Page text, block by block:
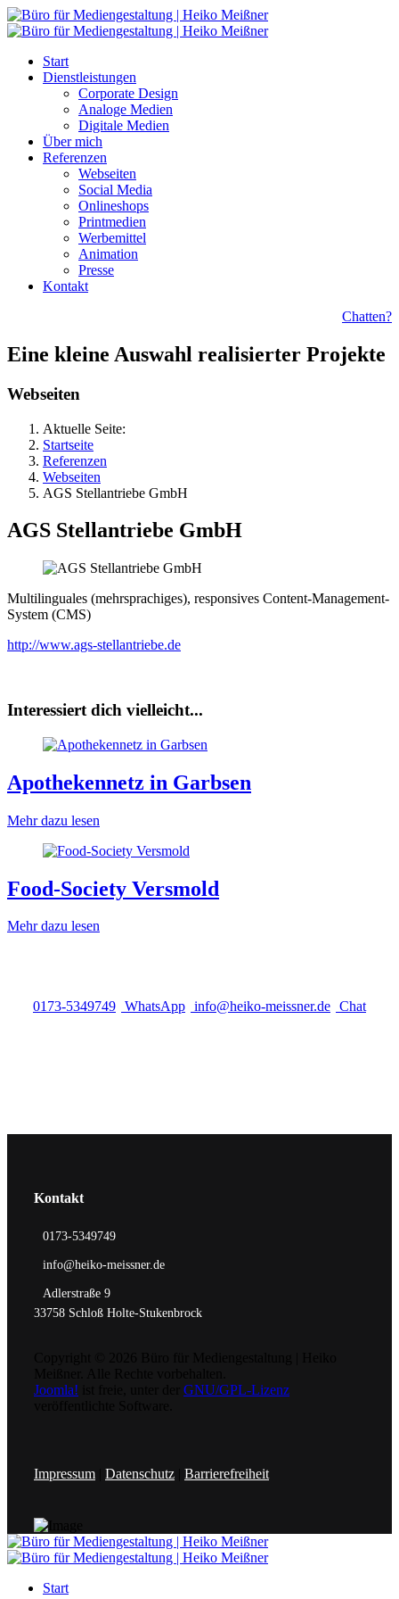
Start
Dienstleistungen
Corporate Design
Analoge Medien
Digitale Medien
Über mich
Referenzen
Webseiten
Social Media
Onlineshops
Printmedien
Werbemittel
Animation
Presse
Kontakt
Chatten?
Eine kleine Auswahl realisierter Projekte
Webseiten
Aktuelle Seite:
Startseite
Referenzen
Webseiten
AGS Stellantriebe GmbH
AGS Stellantriebe GmbH
Multilinguales (mehrsprachiges), responsives Content-Management-
System (CMS)
http://www.ags-stellantriebe.de
Interessiert dich vielleicht...
Apothekennetz in Garbsen
Mehr dazu lesen
Food-Society Versmold
Mehr dazu lesen
0173-5349749 WhatsApp info@heiko-meissner.de Chat
Kontakt
0173-5349749
info@heiko-meissner.de
Adlerstraße 9
33758 Schloß Holte-Stukenbrock
Joomla!
GNU/GPL-Lizenz
Impressum Datenschutz Barrierefreiheit
Start